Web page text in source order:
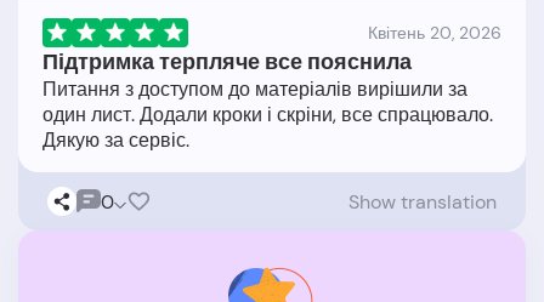
Квітень 20, 2026
Підтримка терпляче все пояснила
Питання з доступом до матеріалів вирішили за
один лист. Додали кроки і скріни, все спрацювало.
0 Show translation